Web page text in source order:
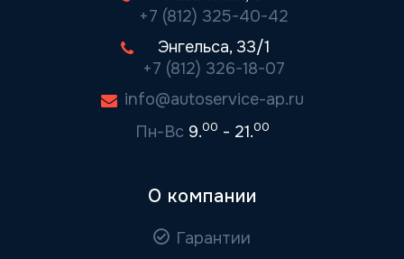
+7 (812) 325-40-42
Энгельса, 33/1
+7 (812) 326-18-07
info@autoservice-ap.ru
Пн-Вс 9.00 - 21.00
О компании
Гарантии